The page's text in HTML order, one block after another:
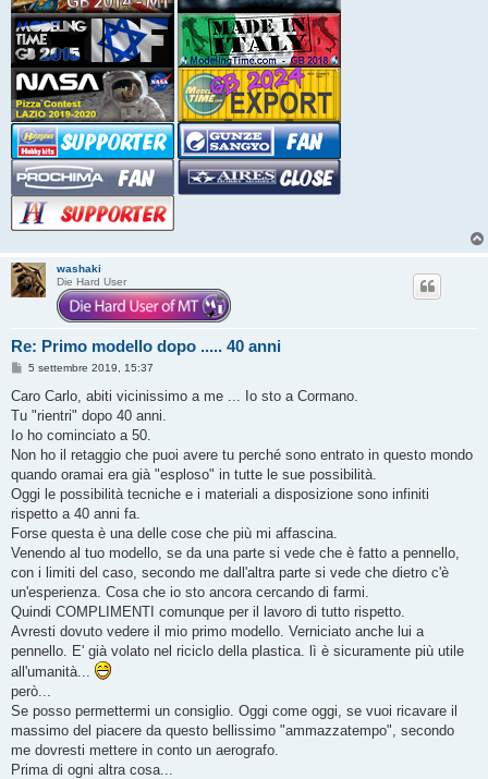
washaki
Die Hard User
Re: Primo modello dopo ..... 40 anni
M
s
a
g
i
o
5 settembre 2019, 15:37
Caro Carlo, abiti vicinissimo a me ... Io sto a Cormano.
Tu "rientri" dopo 40 anni.
Io ho cominciato a 50.
Non ho il retaggio che puoi avere tu perché sono entrato in questo mondo
quando oramai era già "esploso" in tutte le sue possibilità.
Oggi le possibilità tecniche e i materiali a disposizione sono infiniti
rispetto a 40 anni fa.
Forse questa è una delle cose che più mi affascina.
Venendo al tuo modello, se da una parte si vede che è fatto a pennello,
con i limiti del caso, secondo me dall'altra parte si vede che dietro c'è
un'esperienza. Cosa che io sto ancora cercando di farmi.
Quindi COMPLIMENTI comunque per il lavoro di tutto rispetto.
Avresti dovuto vedere il mio primo modello. Verniciato anche lui a
pennello. E' già volato nel riciclo della plastica. lì è sicuramente più utile
all'umanità...
però...
Se posso permettermi un consiglio. Oggi come oggi, se vuoi ricavare il
massimo del piacere da questo bellissimo "ammazzatempo", secondo
me dovresti mettere in conto un aerografo.
Prima di ogni altra cosa...